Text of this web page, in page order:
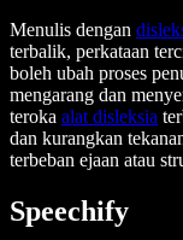
Menulis dengan
terbalik, perkataan
boleh ubah proses
mengarang dan
teroka alat disleksia
dan kurangkan
terbeban ejaan atau
Speechify